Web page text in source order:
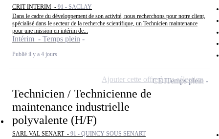
CRIT INTERIM - 91 - SACLAY
Dans le cadre du développement de son activité, nous recherchons pour notre client,
spécialisé dans le secteur de la recherche scientifique, un Technicien maintenance
pour une mission en intérim de...
Intérim - Temps plein
Publié il y a 4 jours
Technicien / Technicienne de
maintenance industrielle
polyvalente (H/F)
SARL VAL SENART - 91 - QUINCY SOUS SENART
CDITemps plein
Ajouter cette offre à ma sélection